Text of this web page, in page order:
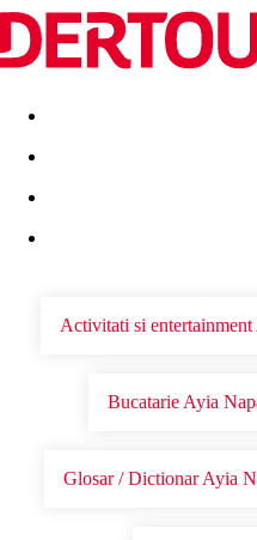
Destinatii Vacanta perfecta
Activitati si entertainment
Bucatarie Ayia
Glosar / Dictionar Ayia